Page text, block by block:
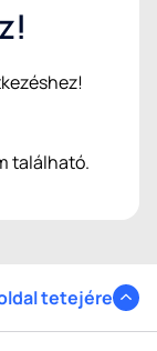
található.
tetejére